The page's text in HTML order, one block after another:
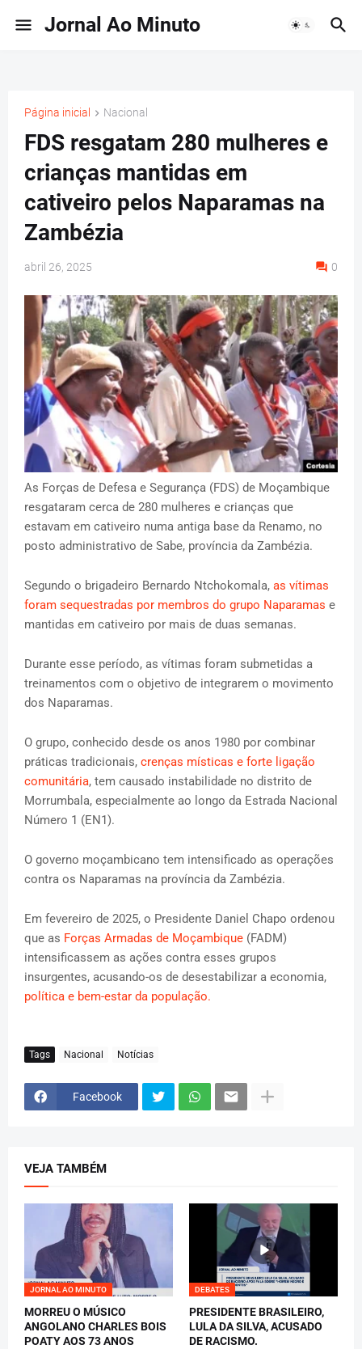
Jornal Ao Minuto
Página inicial Nacional
FDS resgatam 280 mulheres e
crianças mantidas em
cativeiro pelos Naparamas na
Zambézia
abril 26, 2025 0
As Forças de Defesa e Segurança (FDS) de Moçambique
resgataram cerca de 280 mulheres e crianças que
estavam em cativeiro numa antiga base da Renamo, no
posto administrativo de Sabe, província da Zambézia.
Segundo o brigadeiro Bernardo Ntchokomala, as vítimas
foram sequestradas por membros do grupo Naparamas e
mantidas em cativeiro por mais de duas semanas.
Durante esse período, as vítimas foram submetidas a
treinamentos com o objetivo de integrarem o movimento
dos Naparamas.
O grupo, conhecido desde os anos 1980 por combinar
práticas tradicionais, crenças místicas e forte ligação
comunitária, tem causado instabilidade no distrito de
Morrumbala, especialmente ao longo da Estrada Nacional
Número 1 (EN1).
O governo moçambicano tem intensificado as operações
contra os Naparamas na província da Zambézia.
Em fevereiro de 2025, o Presidente Daniel Chapo ordenou
que as Forças Armadas de Moçambique (FADM)
intensificassem as ações contra esses grupos
insurgentes, acusando-os de desestabilizar a economia,
política e bem-estar da população.
Tags Nacional Notícias
Facebook
VEJA TAMBÉM
JORNAL AO MINUTO
MORREU O MÚSICO
ANGOLANO CHARLES BOIS
POATY AOS 73 ANOS
DEBATES
PRESIDENTE BRASILEIRO,
LULA DA SILVA, ACUSADO
DE RACISMO.